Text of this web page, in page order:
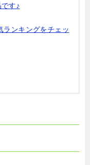
す♪
ランキングをチェッ